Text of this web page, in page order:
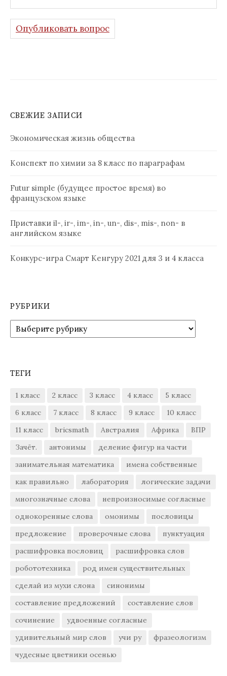
Опубликовать вопрос
СВЕЖИЕ ЗАПИСИ
Экономическая жизнь общества
Конспект по химии за 8 класс по параграфам
Futur simple (будущее простое время) во
французском языке
Приставки il-, ir-, im-, in-, un-, dis-, mis-, non- в
английском языке
Конкурс-игра Смарт Кенгуру 2021 для 3 и 4 класса
РУБРИКИ
Рубрики
ТЕГИ
1 класс 2 класс 3 класс 4 класс
5 класс
6 класс
7 класс 8 класс 9 класс
10 класс
11 класс
bricsmath Австралия Африка
ВПР
Зачёт.
антонимы
деление фигур на части
занимательная математика
имена собственные
как правильно
лаборатория
логические задачи
многозначные слова
непроизносимые согласные
однокоренные слова
омонимы
пословицы
предложение
проверочные слова
пунктуация
расшифровка пословиц
расшифровка слов
робототехника
род имен существительных
сделай из мухи слона
синонимы
составление предложений
составление слов
сочинение
удвоенные согласные
удивительный мир слов
учи ру
фразеологизм
чудесные цветники осенью